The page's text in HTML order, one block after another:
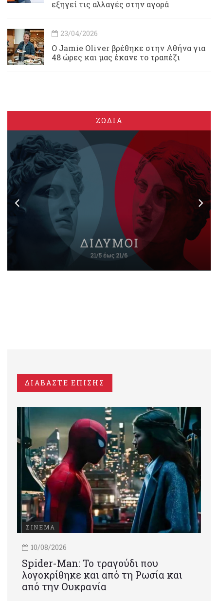
εξηγεί τις αλλαγές στην αγορά
23/04/2026
Ο Jamie Oliver βρέθηκε στην Αθήνα για
48 ώρες και μας έκανε το τραπέζι
ΖΩΔΙΑ
ΔΙΑΒΑΣΤΕ ΕΠΙΣΗΣ
ΣΙΝΕΜΑ
10/08/2026
Spider-Man: Το τραγούδι που
λογοκρίθηκε και από τη Ρωσία και
από την Ουκρανία